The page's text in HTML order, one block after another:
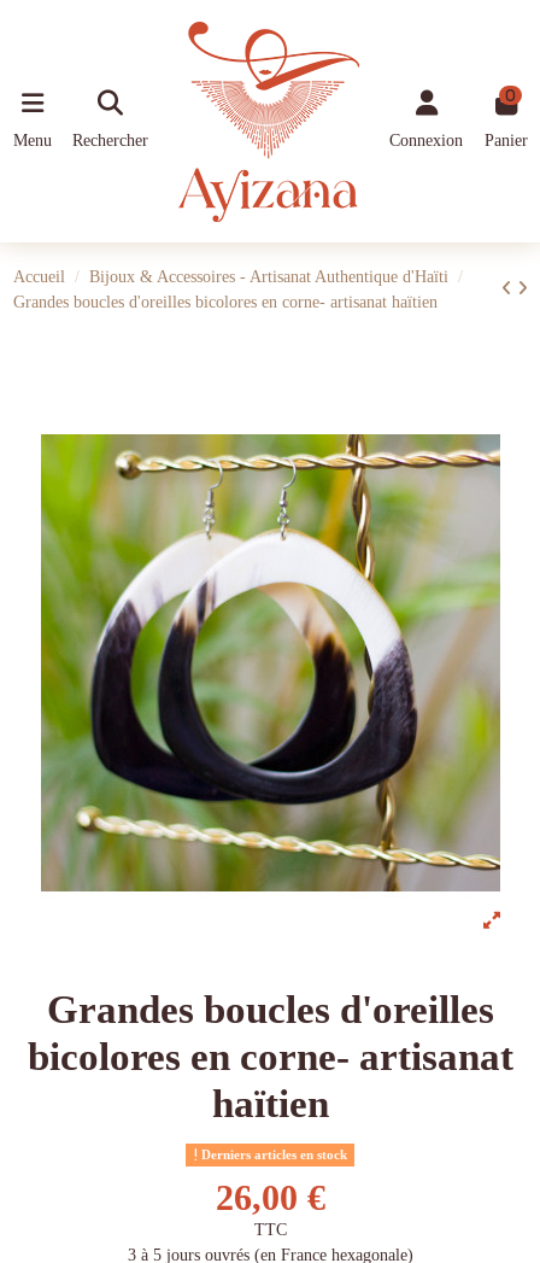
Menu Rechercher Connexion
0
Panier
Accueil
Bijoux & Accessoires - Artisanat Authentique d'Haïti
Grandes boucles d'oreilles bicolores en corne- artisanat haïtien
Grandes boucles d'oreilles
bicolores en corne- artisanat
haïtien
Derniers articles en stock
26,00 €
TTC
3 à 5 jours ouvrés (en France hexagonale)